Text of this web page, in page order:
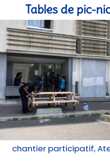
Tables de pic-
chantier participatif,